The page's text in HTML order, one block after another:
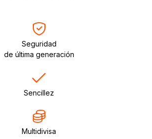
Seguridad
de última generación
Sencillez
Multidivisa